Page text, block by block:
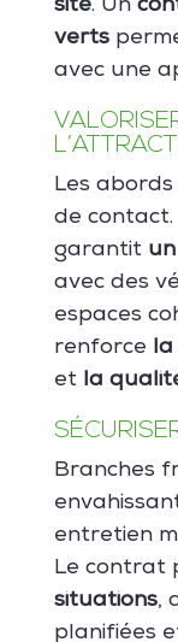
site. Un
verts
avec une
Les
de
garantit
avec des
espaces
renforce la
et la
Branches
entretien
Le contrat
situations,
planifiées